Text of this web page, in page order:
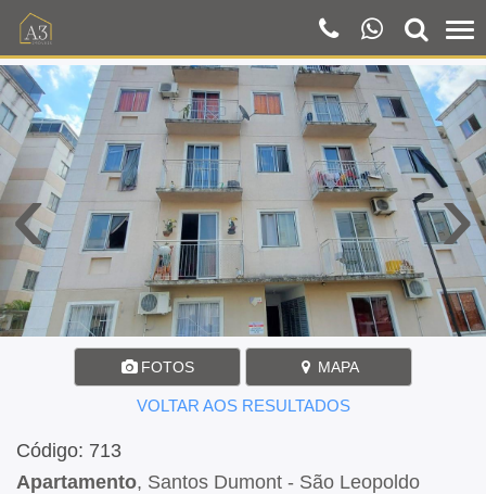
‹ ›
FOTOS MAPA
VOLTAR AOS RESULTADOS
Código: 713
Apartamento, Santos Dumont - São Leopoldo